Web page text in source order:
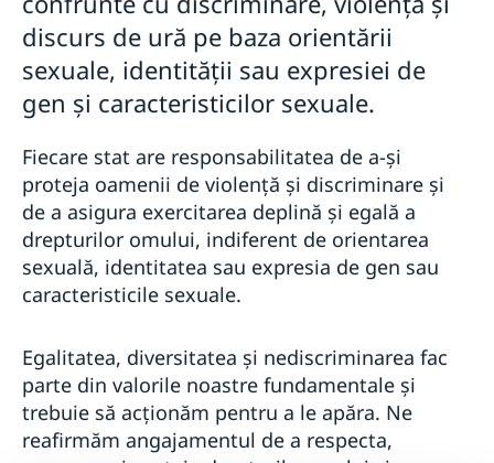
discurs de ură pe baza orientării
sexuale, identității sau expresiei de
gen și caracteristicilor sexuale.
Fiecare stat are responsabilitatea de a-și
proteja oamenii de violență și discriminare și
de a asigura exercitarea deplină și egală a
drepturilor omului, indiferent de orientarea
sexuală, identitatea sau expresia de gen sau
caracteristicile sexuale.
Egalitatea, diversitatea și nediscriminarea fac
parte din valorile noastre fundamentale și
trebuie să acționăm pentru a le apăra. Ne
reafirmăm angajamentul de a respecta,